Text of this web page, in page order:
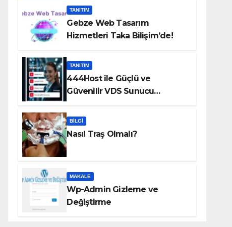
TANITIM
Gebze Web Tasarım
Hizmetleri Taka Bilişim’de!
TANITIM
444Host ile Güçlü ve
Güvenilir VDS Sunucu
BILGI
Nasıl Traş Olmalı?
MAKALE
Wp-Admin Gizleme ve
Değiştirme